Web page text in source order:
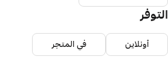
التوفر
أونلاين في المتجر